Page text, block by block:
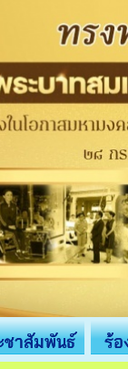
าสัมพันธ์ ร้